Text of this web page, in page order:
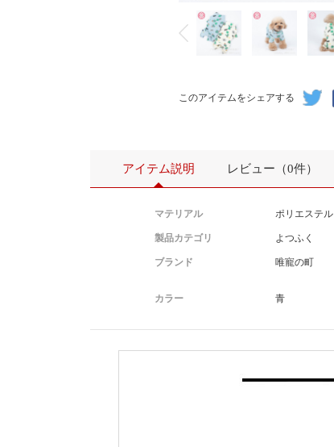
このアイテムをシェアする
アイテム説明 レビュー（0件）
マテリアル ポリエステル
製品カテゴリ よつふく
ブランド 唯寵の町
カラー 青